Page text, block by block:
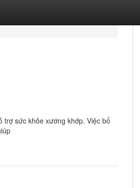
sức khỏe xương khớp. Việc bổ